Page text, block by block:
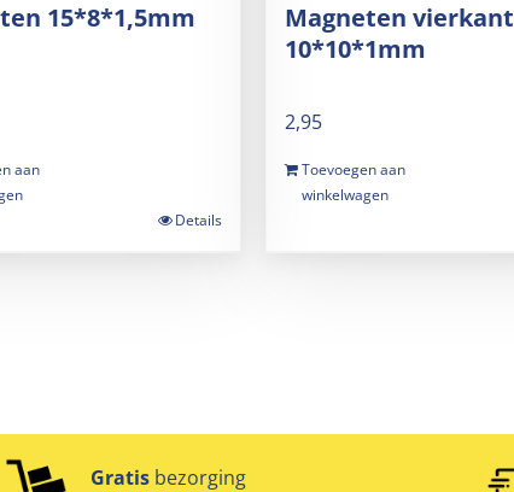
15*8*1,5mm
aan
Details
Magneten vierkant
10*10*1mm
2,95
Toevoegen aan
winkelwagen
Gratisbezorging